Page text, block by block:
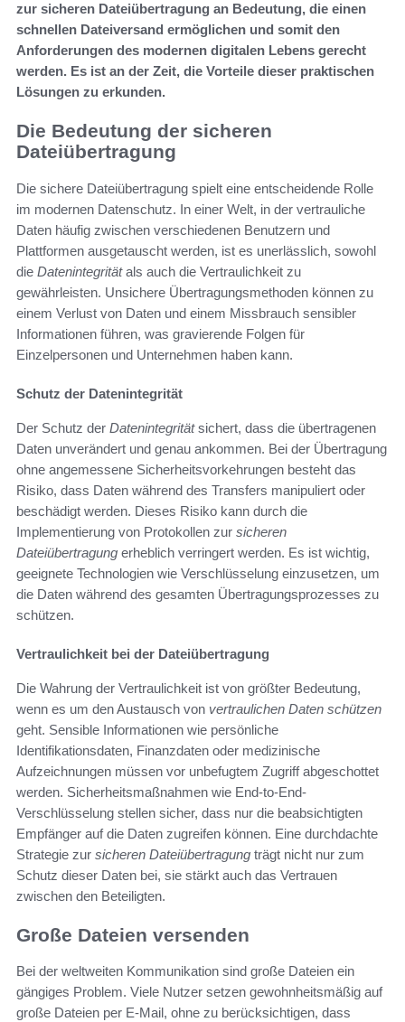
zur sicheren Dateiübertragung an Bedeutung, die einen
schnellen Dateiversand ermöglichen und somit den
Anforderungen des modernen digitalen Lebens gerecht
werden. Es ist an der Zeit, die Vorteile dieser praktischen
Lösungen zu erkunden.
Die Bedeutung der sicheren
Dateiübertragung
Die sichere Dateiübertragung spielt eine entscheidende Rolle
im modernen Datenschutz. In einer Welt, in der vertrauliche
Daten häufig zwischen verschiedenen Benutzern und
Plattformen ausgetauscht werden, ist es unerlässlich, sowohl
die Datenintegritätals auch die Vertraulichkeit zu
gewährleisten. Unsichere Übertragungsmethoden können zu
einem Verlust von Daten und einem Missbrauch sensibler
Informationen führen, was gravierende Folgen für
Einzelpersonen und Unternehmen haben kann.
Schutz der Datenintegrität
Der Schutz der Datenintegritätsichert, dass die übertragenen
Daten unverändert und genau ankommen. Bei der Übertragung
ohne angemessene Sicherheitsvorkehrungen besteht das
Risiko, dass Daten während des Transfers manipuliert oder
beschädigt werden. Dieses Risiko kann durch die
Implementierung von Protokollen zur sicheren
Dateiübertragung erheblich verringert werden. Es ist wichtig,
geeignete Technologien wie Verschlüsselung einzusetzen, um
die Daten während des gesamten Übertragungsprozesses zu
schützen.
Vertraulichkeit bei der Dateiübertragung
Die Wahrung der Vertraulichkeit ist von größter Bedeutung,
wenn es um den Austausch von vertraulichen Daten schützen
geht. Sensible Informationen wie persönliche
Identifikationsdaten, Finanzdaten oder medizinische
Aufzeichnungen müssen vor unbefugtem Zugriff abgeschottet
werden. Sicherheitsmaßnahmen wie End-to-End-
Verschlüsselung stellen sicher, dass nur die beabsichtigten
Empfänger auf die Daten zugreifen können. Eine durchdachte
Strategie zur sicheren Dateiübertragung trägt nicht nur zum
Schutz dieser Daten bei, sie stärkt auch das Vertrauen
zwischen den Beteiligten.
Große Dateien versenden
Bei der weltweiten Kommunikation sind große Dateien ein
gängiges Problem. Viele Nutzer setzen gewohnheitsmäßig auf
große Dateien per E-Mail, ohne zu berücksichtigen, dass